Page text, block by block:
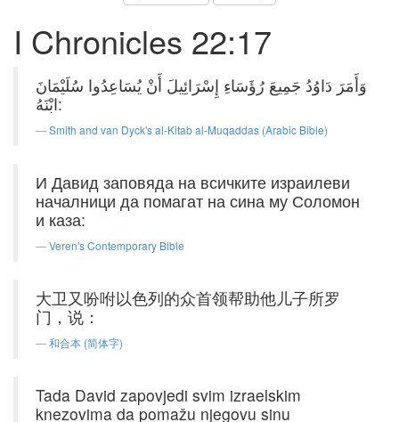
I Chronicles 22:17
وَأَمَرَ دَاوُدُ جَمِيعَ رُؤَسَاءِ إِسْرَائِيلَ أَنْ يُسَاعِدُوا سُلَيْمَانَ
ابْنَهُ:
Smith and van Dyck's al-Kitab al-Muqaddas (Arabic Bible)
И Давид заповяда на всичките израилеви
началници да помагат на сина му Соломон
и каза:
Veren's Contemporary Bible
大卫又吩咐以色列的众首领帮助他儿子所罗
门，说：
和合本 (简体字)
Tada David zapovjedi svim izraelskim
knezovima da pomažu njegovu sinu